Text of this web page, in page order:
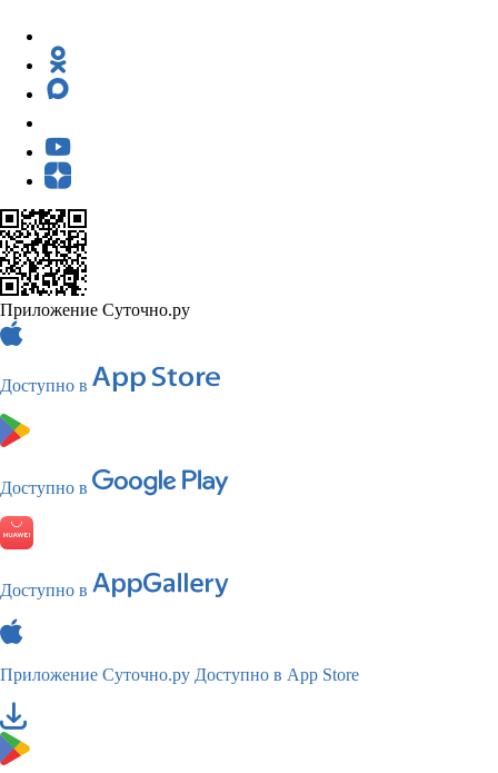
Приложение Суточно.ру
Доступно в
Доступно в
Доступно в
Приложение Суточно.ру Доступно в App Store